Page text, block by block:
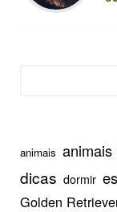
animais animais
dicas dormir
Golden